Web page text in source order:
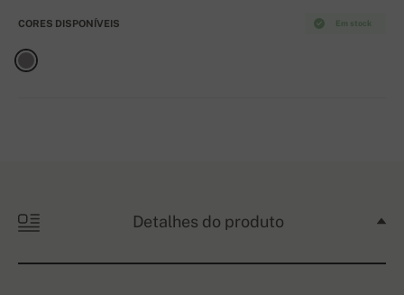
Em stock
CORES DISPONÍVEIS
Detalhes do produto